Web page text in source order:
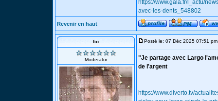
https://www.gala.fr/l_actu/
avec-les-dents_548802
Revenir en haut
fio
Moderator
Posté le: 07 Déc 2025 07:51 pm
"Je partage avec Largo
de l'argent
https://www.diverto.tv/